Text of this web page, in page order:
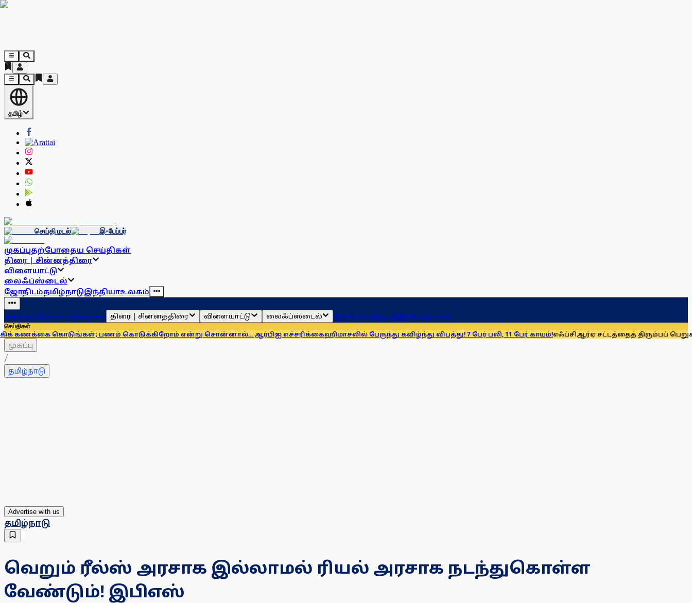
தமிழ்
செய்தி மடல் இ-பேப்பர்
முகப்புதற்போதைய செய்திகள்
திரை | சின்னத்திரை
விளையாட்டு
லைஃப்ஸ்டைல்
ஜோதிடம்தமிழ்நாடுஇந்தியாஉலகம்
முகப்புதற்போதைய செய்திகள் திரை | சின்னத்திரை விளையாட்டு லைஃப்ஸ்டைல் ஜோதிடம்தமிழ்நாடுஇந்தியாஉலகம்
செய்திகள்
கொடுங்கள்; பணம் கொடுக்கிறோம் என்று சொன்னால்... ஆர்பிஐ எச்சரிக்கைஹிமாசலில் பேருந்து கவிழ்ந்து விபத்து! 7 பேர் பலி, 11 பேர் காயம்!எஃப்சிஆர்ஏ சட்டத்தைத் திரும்பப் பெறுக: மு.க.
முகப்பு
/
தமிழ்நாடு
Advertise with us
தமிழ்நாடு
வெறும் ரீல்ஸ் அரசாக இல்லாமல் ரியல் அரசாக நடந்துகொள்ள
வேண்டும்! இபிஎஸ்